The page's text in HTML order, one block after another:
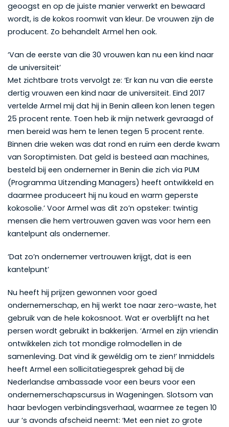
geoogst en op de juiste manier verwerkt en bewaard
wordt, is de kokos roomwit van kleur. De vrouwen zijn de
producent. Zo behandelt Armel hen ook.
‘Van de eerste van die 30 vrouwen kan nu een kind naar
de universiteit’
Met zichtbare trots vervolgt ze: ‘Er kan nu van die eerste
dertig vrouwen een kind naar de universiteit. Eind 2017
vertelde Armel mij dat hij in Benin alleen kon lenen tegen
25 procent rente. Toen heb ik mijn netwerk gevraagd of
men bereid was hem te lenen tegen 5 procent rente.
Binnen drie weken was dat rond en ruim een derde kwam
van Soroptimisten. Dat geld is besteed aan machines,
besteld bij een ondernemer in Benin die zich via PUM
(Programma Uitzending Managers) heeft ontwikkeld en
daarmee produceert hij nu koud en warm geperste
kokosolie.’ Voor Armel was dit zo’n opsteker: twintig
mensen die hem vertrouwen gaven was voor hem een
kantelpunt als ondernemer.
‘Dat zo’n ondernemer vertrouwen krijgt, dat is een
kantelpunt’
Nu heeft hij prijzen gewonnen voor goed
ondernemerschap, en hij werkt toe naar zero-waste, het
gebruik van de hele kokosnoot. Wat er overblijft na het
persen wordt gebruikt in bakkerijen. ‘Armel en zijn vriendin
ontwikkelen zich tot mondige rolmodellen in de
samenleving. Dat vind ik gewéldig om te zien!’ Inmiddels
heeft Armel een sollicitatiegesprek gehad bij de
Nederlandse ambassade voor een beurs voor een
ondernemerschapscursus in Wageningen. Slotsom van
haar bevlogen verbindingsverhaal, waarmee ze tegen 10
uur ’s avonds afscheid neemt: ‘Met een niet zo grote